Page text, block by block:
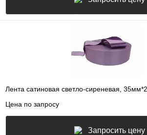
Лента сатиновая светло-сиреневая,
Цена по запросу
Запросить цену